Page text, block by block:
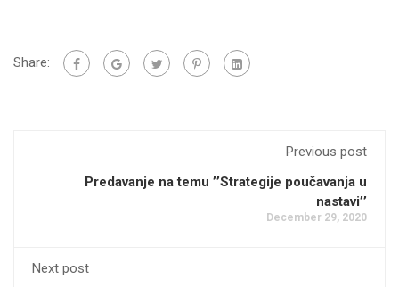
Share:
Previous post
Predavanje na temu ’’Strategije poučavanja u
nastavi’’
December 29, 2020
Next post